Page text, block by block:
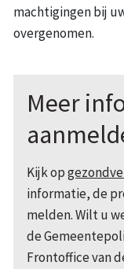
machtigingen bij
overgenomen.
Meer
Kijk op
informatie, de
melden. Wilt u
de
Frontoffice van